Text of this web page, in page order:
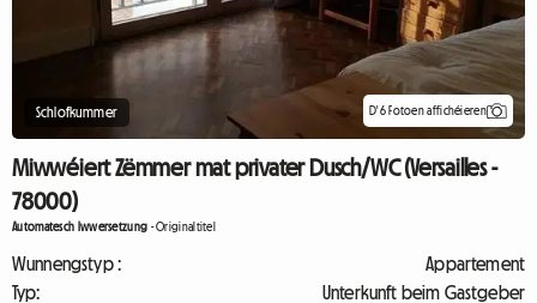
Schlofkummer D'6 Fotoen affichéieren
Miwwéiert Zëmmer mat privater Dusch/WC (Versailles -
78000)
Automatesch Iwwersetzung -Originaltitel
Wunnengstyp :
Appartement
Typ:
Unterkunft beim Gastgeber